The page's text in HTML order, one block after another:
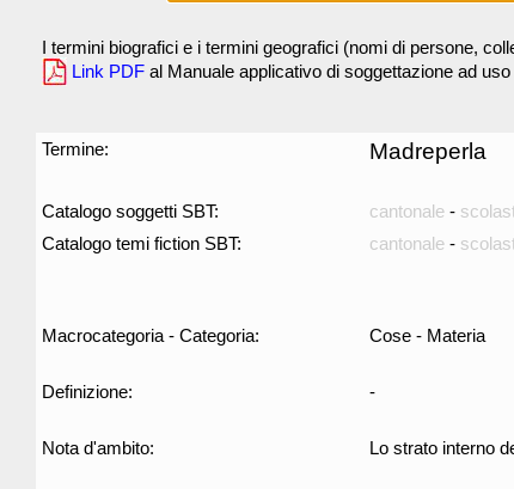
I termini biografici e i termini geografici (nomi di persone,
Link PDF al Manuale applicativo di soggettazione ad
Termine: Madreperla
Catalogo soggetti SBT: cantonale -
Catalogo temi fiction SBT:
cantonale -
Macrocategoria - Categoria: Cose - Materia
Definizione: -
Nota d'ambito: Lo strato interno